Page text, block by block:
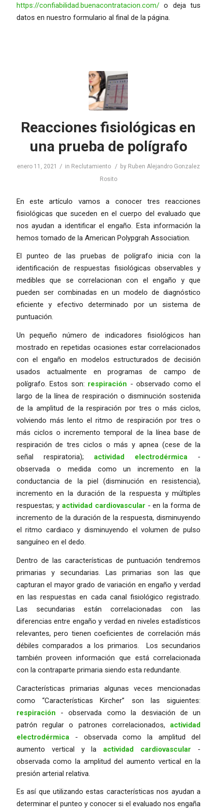
https://confiabilidad.buenacontratacion.com/o deja tus
datos en nuestro formulario al final de la página.
Reacciones fisiológicas en
una prueba de polígrafo
enero 11, 2021 / in Reclutamiento / by Ruben Alejandro Gonzalez
Rosito
En este artículo vamos a conocer tres reacciones
fisiológicas que suceden en el cuerpo del evaluado que
nos ayudan a identificar el engaño. Esta información la
hemos tomado de la American Polypgrah Association.
El punteo de las pruebas de polígrafo inicia con la
identificación de respuestas fisiológicas observables y
medibles que se correlacionan con el engaño y que
pueden ser combinadas en un modelo de diagnóstico
eficiente y efectivo determinado por un sistema de
puntuación.
Un pequeño número de indicadores fisiológicos han
mostrado en repetidas ocasiones estar correlacionados
con el engaño en modelos estructurados de decisión
usados actualmente en programas de campo de
polígrafo. Estos son: respiración - observado como el
largo de la línea de respiración o disminución sostenida
de la amplitud de la respiración por tres o más ciclos,
volviendo más lento el ritmo de respiración por tres o
más ciclos o incremento temporal de la línea base de
respiración de tres ciclos o más y apnea (cese de la
señal respiratoria); actividad electrodérmica -
observada o medida como un incremento en la
conductancia de la piel (disminución en resistencia),
incremento en la duración de la respuesta y múltiples
respuestas; y actividad cardiovascular- en la forma de
incremento de la duración de la respuesta, disminuyendo
el ritmo cardiaco y disminuyendo el volumen de pulso
sanguíneo en el dedo.
Dentro de las características de puntuación tendremos
primarias y secundarias. Las primarias son las que
capturan el mayor grado de variación en engaño y verdad
en las respuestas en cada canal fisiológico registrado.
Las secundarias están correlacionadas con las
diferencias entre engaño y verdad en niveles estadísticos
relevantes, pero tienen coeficientes de correlación más
débiles comparados a los primarios. Los secundarios
también proveen información que está correlacionada
con la contraparte primaria siendo esta redundante.
Características primarias algunas veces mencionadas
como “Características Kircher” son las siguientes:
respiración - observada como la desviación de un
patrón regular o patrones correlacionados,actividad
electrodérmica- observada como la amplitud del
aumento vertical y laactividad cardiovascular -
observada como la amplitud del aumento vertical en la
presión arterial relativa.
Es así que utilizando estas características nos ayudan a
determinar el punteo y conocer si el evaluado nos engaña